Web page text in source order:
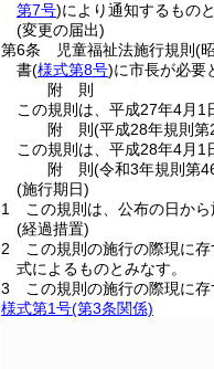
第7号)により通知するものと
(変更の届出)
第6条
児童福祉法施行規則 (
書(様式第8号)に市長が必要
附 則
この規則は、平成27年4月1
附 則(平成28年規則第
この規則は、平成28年4月1
附 則(令和3年規則第
(施行期日)
1
この規則は、公布の日から
(経過措置)
2
この規則の施行の際現に
式によるものとみなす。
3
この規則の施行の際現に
様式第1号(第3条関係)